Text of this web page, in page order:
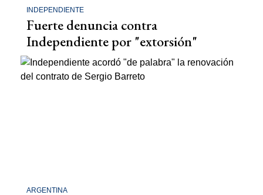
INDEPENDIENTE
Fuerte denuncia contra
Independiente por "extorsión"
ARGENTINA